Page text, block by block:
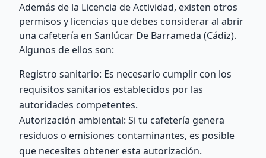
Además de la Licencia de Actividad, existen otros
permisos y licencias que debes considerar al abrir
una cafetería en Sanlúcar De Barrameda (Cádiz).
Algunos de ellos son:
Registro sanitario: Es necesario cumplir con los
requisitos sanitarios establecidos por las
autoridades competentes.
Autorización ambiental: Si tu cafetería genera
residuos o emisiones contaminantes, es posible
que necesites obtener esta autorización.